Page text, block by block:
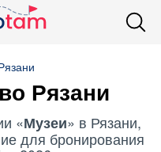
Рязани
«Музеи» в Рязани,
для бронирования